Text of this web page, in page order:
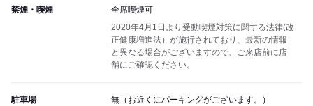
禁煙・喫煙
全席喫煙可
2020年4月1日より受動喫煙対策に関する法律(改
正健康増進法）が施行されており、最新の情報
と異なる場合がございますので、ご来店前に店
舗にご確認ください。
駐車場 無（お近くにパーキングがございます。）